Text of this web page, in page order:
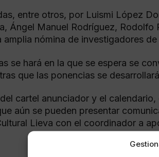
entre otros, por Luismi López
Ángel Manuel Rodríguez,
amplia nómina de investigadores
se hará en la que se espera se
que las ponencias se
cartel anunciador y el
aún se pueden presentar
Lieva con el coordinador a